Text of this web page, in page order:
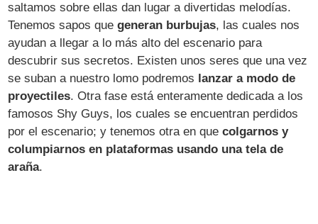
saltamos sobre ellas dan lugar a divertidas melodías.
Tenemos sapos quegeneran burbujas, las cuales nos
ayudan a llegar a lo más alto del escenario para
descubrir sus secretos. Existen unos seres que una vez
se suban a nuestro lomo podremos lanzar a modo de
proyectiles. Otra fase está enteramente dedicada a los
famosos Shy Guys, los cuales se encuentran perdidos
por el escenario; y tenemos otra en quecolgarnos y
columpiarnos en plataformas usando una tela de
araña.